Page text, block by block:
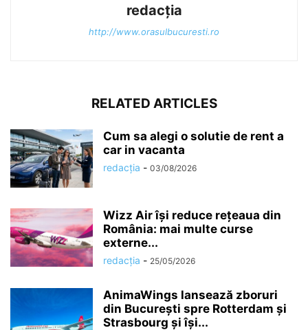
redacția
http://www.orasulbucuresti.ro
RELATED ARTICLES
Cum sa alegi o solutie de rent a
car in vacanta
redacția - 03/08/2026
Wizz Air își reduce rețeaua din
România: mai multe curse
externe...
redacția - 25/05/2026
AnimaWings lansează zboruri
din București spre Rotterdam și
Strasbourg și își...